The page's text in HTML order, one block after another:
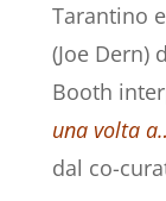
Tarantino
(Joe Dern)
Booth
una volta
dal co-